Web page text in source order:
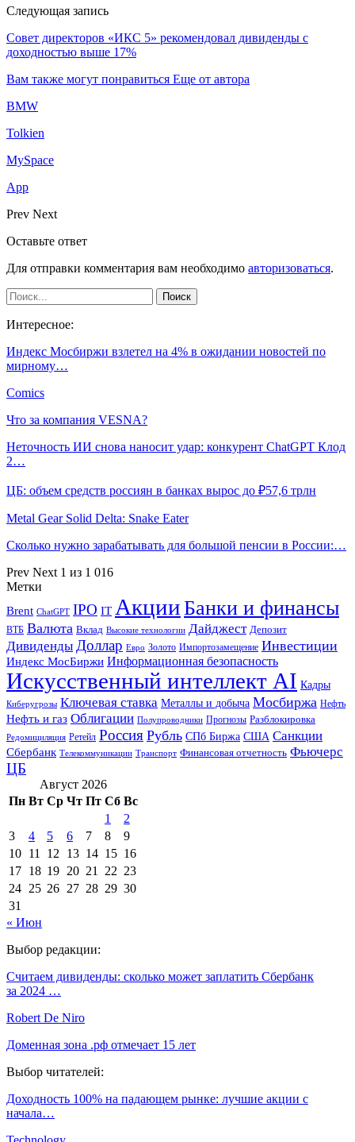
Следующая запись
Совет директоров «ИКС 5» рекомендовал дивиденды с
доходностью выше 17%
Вам также могут понравиться Еще от автора
BMW
Tolkien
MySpace
App
Prev Next
Оставьте ответ
Для отправки комментария вам необходимо авторизоваться.
Интересное:
Индекс Мосбиржи взлетел на 4% в ожидании новостей по
мирному…
Comics
Что за компания VESNA?
Неточность ИИ снова наносит удар: конкурент ChatGPT Клод
2…
ЦБ: объем средств россиян в банках вырос до ₽57,6 трлн
Metal Gear Solid Delta: Snake Eater
Сколько нужно зарабатывать для большой пенсии в России:…
Prev Next 1 из 1 016
Метки
Brent ChatGPT IPO IT АкцииБанки и финансы
ВТБ Валюта Вклад Высокие технологии Дайджест Депозит
Дивиденды Доллар Евро Золото Импортозамещение Инвестиции
Индекс МосБиржи Информационная безопасность
Искусственный интеллект AI Кадры
Киберугрозы Ключевая ставка Металлы и добыча Мосбиржа Нефть
Нефть и газ Облигации Полупроводники Прогнозы Разблокировка
Редомициляция Ретейл Россия Рубль СПб Биржа США Санкции
Сбербанк Телекоммуникации Транспорт Финансовая отчетность Фьючерс
ЦБ
Август 2026
Пн Вт Ср Чт Пт Сб Вс
1
2
3
4 5 6 7 8
9
10 11 12 13 14 15 16
17 18 19 20 21 22 23
24 25 26 27 28 29 30
31
« Июн
Выбор редакции:
Считаем дивиденды: сколько может заплатить Сбербанк
за 2024 …
Robert De Niro
Доменная зона .рф отмечает 15 лет
Выбор читателей:
Доходность 100% на падающем рынке: лучшие акции с
начала…